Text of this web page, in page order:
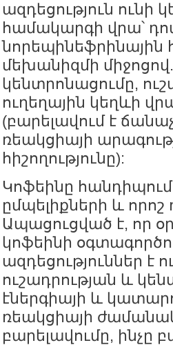
ազդեցություն ունի
համակարգի վրա՝
մեխանիզմի
կենտրոնացումը,
ուղեղային կեղևի
(բարելավում է
ռեակցիայի
հիշողությունը):
Կոֆեինը
ըմպելիքների և
Ապացուցված է, որ
կոֆեինի
ազդեցություններ է
ուշադրության և
էներգիայի և
ռեակցիայի
բարելավումը, ինչը